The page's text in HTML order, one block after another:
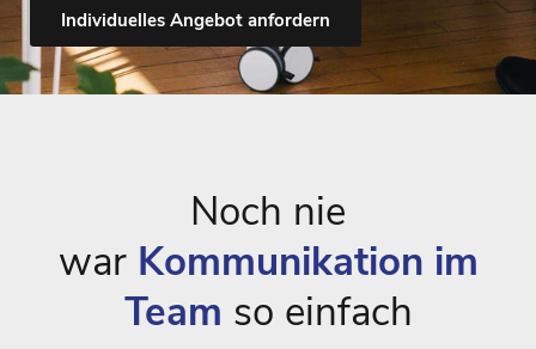
Individuelles Angebot anfordern
Noch nie
war Kommunikation im
Team so einfach